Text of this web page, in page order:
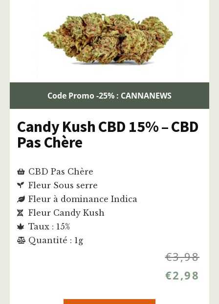
Code Promo -25% : CANNANEWS
Candy Kush CBD 15% – CBD
Pas Chère
CBD Pas Chère
Fleur Sous serre
Fleur à dominance Indica
Fleur Candy Kush
Taux : 15%
Quantité : 1g
€3,98
€2,98